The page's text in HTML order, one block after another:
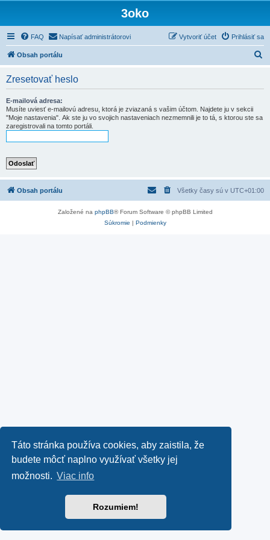
Táto stránka používa cookies, aby zaistila, že
budete môcť naplno využívať všetky jej
možnosti. Viac info
Rozumiem!
3oko
FAQ Napísať administrátorovi Prihlásiť sa
Vytvoriť účet
Obsah portálu
Zresetovať heslo
E-mailová adresa:
Musíte uviesť e-mailovú adresu, ktorá je zviazaná s vašim účtom. Najdete ju v sekcii
"Moje nastavenia". Ak ste ju vo svojich nastaveniach nezmemnili je to tá, s ktorou ste sa
zaregistrovali na tomto portáli.
Obsah portálu Všetky časy sú v UTC+01:00
Založené na phpBB® Forum Software © phpBB Limited
Súkromie | Podmienky